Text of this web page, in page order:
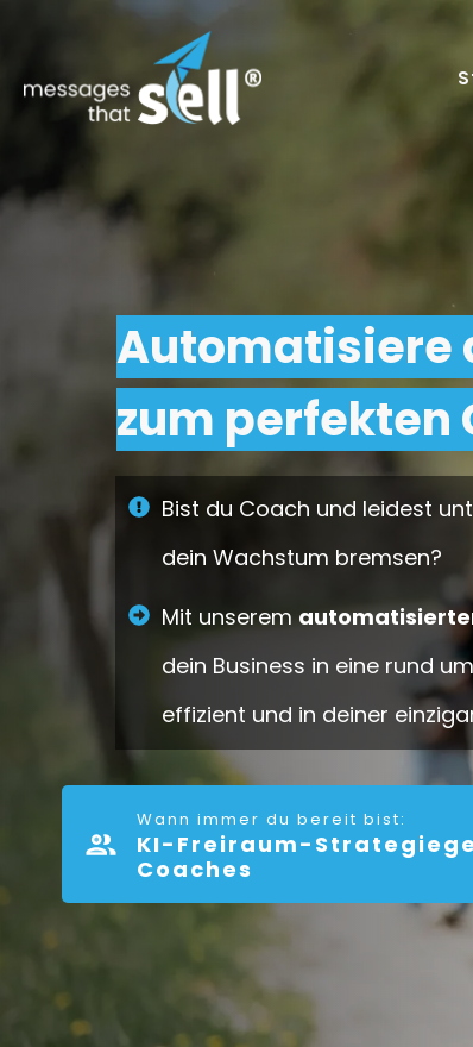
Automatisiere
zum perfekten
Bist du Coach und leidest
dein Wachstum bremsen?
Mit unserem
dein Business in eine rund
effizient und in deiner
Wann immer du bereit bist:
KI-Freiraum-
Coaches